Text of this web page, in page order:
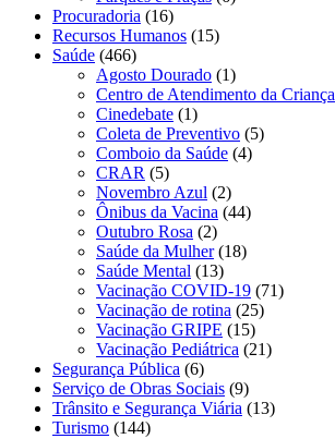
Procuradoria (16)
Recursos Humanos (15)
Saúde (466)
Agosto Dourado (1)
Centro de Atendimento da Criança
Cinedebate (1)
Coleta de Preventivo (5)
Comboio da Saúde (4)
CRAR (5)
Novembro Azul (2)
Ônibus da Vacina (44)
Outubro Rosa (2)
Saúde da Mulher(18)
Saúde Mental (13)
Vacinação COVID-19 (71)
Vacinação de rotina (25)
Vacinação GRIPE (15)
Vacinação Pediátrica (21)
Segurança Pública (6)
Serviço de Obras Sociais (9)
Trânsito e Segurança Viária (13)
Turismo (144)